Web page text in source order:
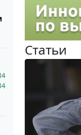
Все федеральные
Статьи